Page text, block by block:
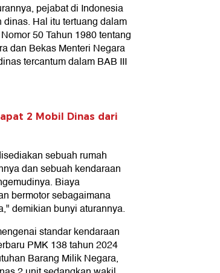
pejabat di Indonesia
Hal itu tertuang dalam
50 Tahun 1980 tentang
dan Bekas Menteri Negara
tercantum dalam BAB III
2 Mobil Dinas dari
sebuah rumah
dan sebuah kendaraan
Biaya
bermotor sebagaimana
demikian bunyi aturannya.
standar kendaraan
PMK 138 tahun 2024
Barang Milik Negara,